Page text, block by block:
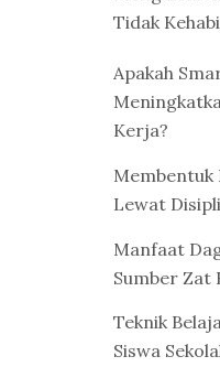
Tidak
Apakah
Kerja?
Lewat
Manfaat
Sumber Zat
Teknik
Siswa